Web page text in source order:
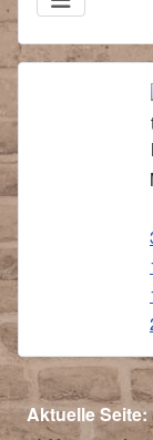
Aktuelle